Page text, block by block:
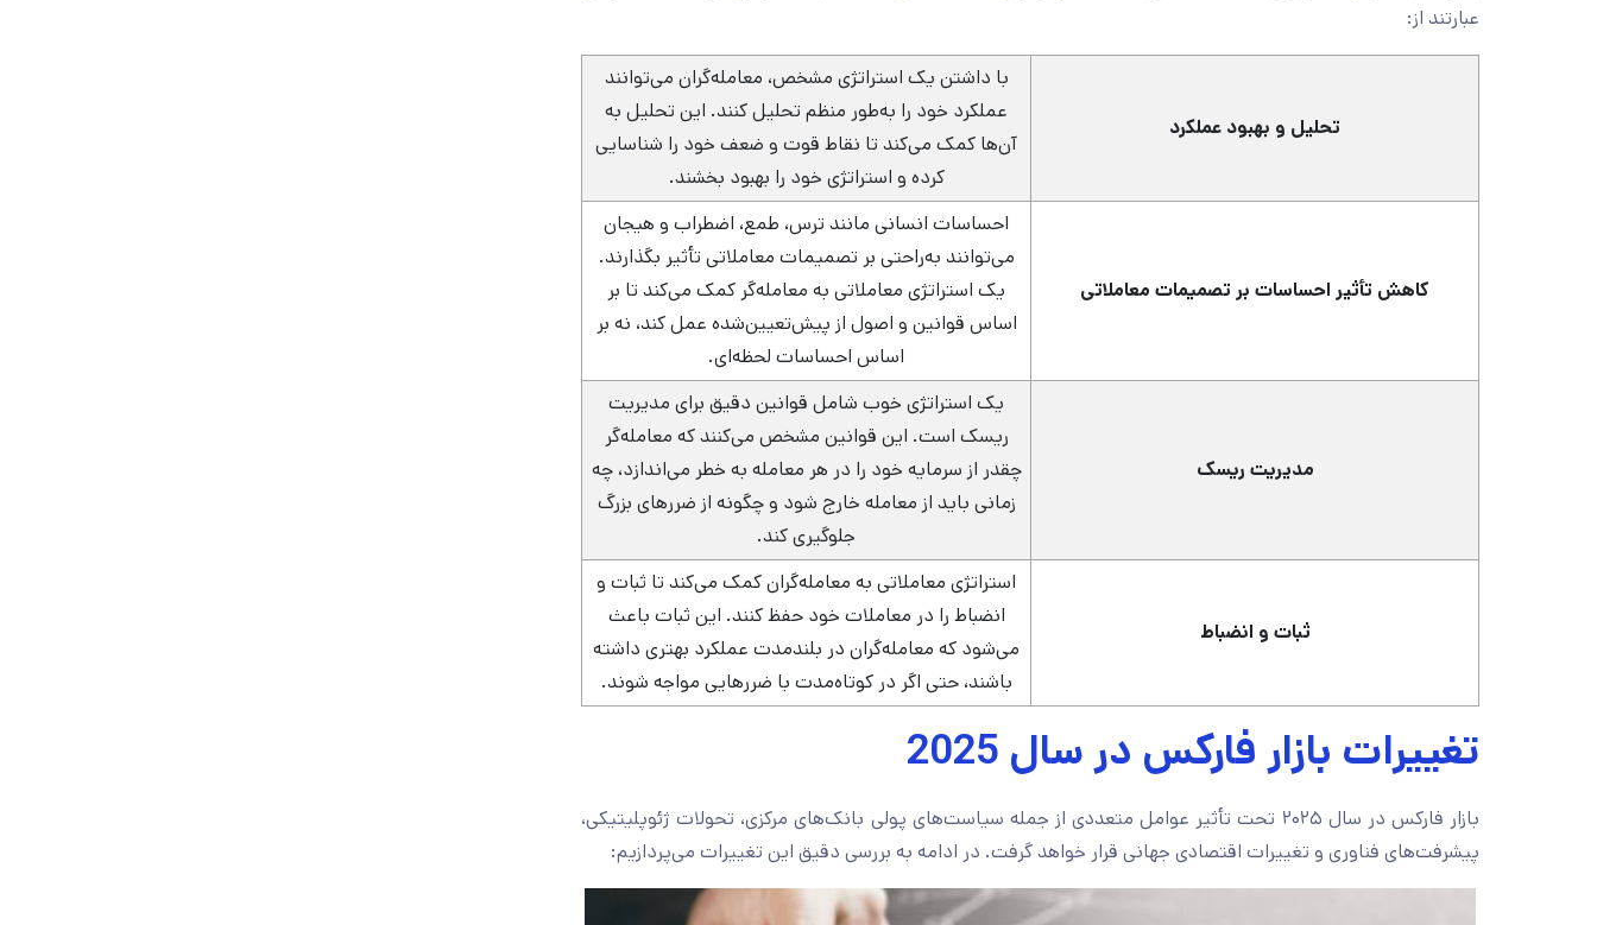
عبارتند از:
تحلیل و بهبود عملکرد
با داشتن یک استراتژی مشخص، معامله‌گران می‌توانند
عملکرد خود را به‌طور منظم تحلیل کنند. این تحلیل به
آن‌ها کمک می‌کند تا نقاط قوت و ضعف خود را شناسایی
کرده و استراتژی خود را بهبود بخشند.
کاهش تأثیر احساسات بر تصمیمات معاملاتی
احساسات انسانی مانند ترس، طمع، اضطراب و هیجان
می‌توانند به‌راحتی بر تصمیمات معاملاتی تأثیر بگذارند.
یک استراتژی معاملاتی به معامله‌گر کمک می‌کند تا بر
اساس قوانین و اصول از پیش‌تعیین‌شده عمل کند، نه بر
اساس احساسات لحظه‌ای.
مدیریت ریسک
یک استراتژی خوب شامل قوانین دقیق برای مدیریت
ریسک است. این قوانین مشخص می‌کنند که معامله‌گر
چقدر از سرمایه خود را در هر معامله به خطر می‌اندازد، چه
زمانی باید از معامله خارج شود و چگونه از ضررهای بزرگ
جلوگیری کند.
ثبات و انضباط
استراتژی معاملاتی به معامله‌گران کمک می‌کند تا ثبات و
انضباط را در معاملات خود حفظ کنند. این ثبات باعث
می‌شود که معامله‌گران در بلندمدت عملکرد بهتری داشته
باشند، حتی اگر در کوتاه‌مدت با ضررهایی مواجه شوند.
تغییرات بازار فارکس در سال 2025
بازار فارکس در سال ۲۰۲۵ تحت تأثیر عوامل متعددی از جمله سیاست‌های پولی بانک‌های مرکزی، تحولات ژئوپلیتیکی،
پیشرفت‌های فناوری و تغییرات اقتصادی جهانی قرار خواهد گرفت. در ادامه به بررسی دقیق این تغییرات می‌پردازیم: